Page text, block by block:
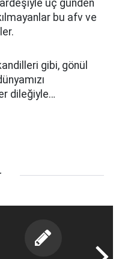
üç günden
bu afv ve
gibi, gönül
dileğiyle…